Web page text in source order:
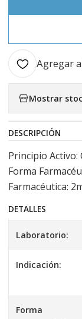
Agregar
Mostrar
DESCRIPCIÓN
Principio
Forma
Farmacéutica:
DETALLES
Laboratorio:
Indicación:
Forma